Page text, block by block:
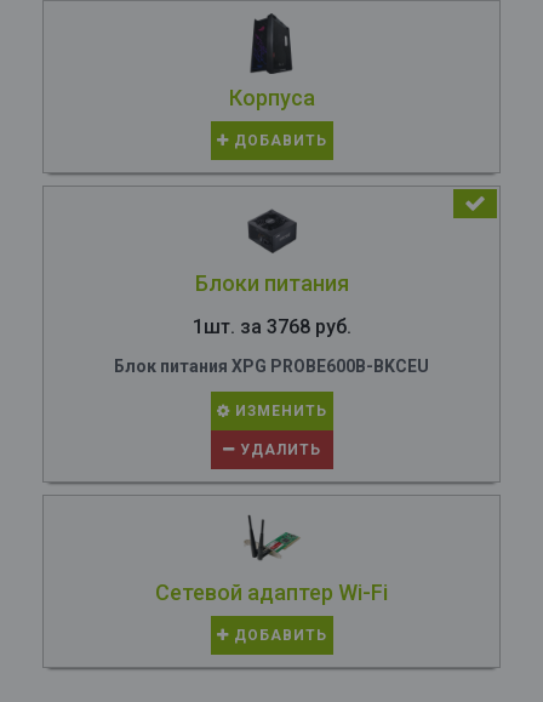
Корпуса
ДОБАВИТЬ
Блоки питания
1шт. за 3768 руб.
Блок питания XPG PROBE600B-BKCEU
ИЗМЕНИТЬ
УДАЛИТЬ
Сетевой адаптер Wi-Fi
ДОБАВИТЬ